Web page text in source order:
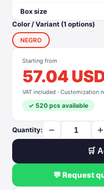
Box size
Color / Variant (1 options)
NEGRO
Starting from
57.04
VAT included · Customization
✓ 520 pcs available
Quantity: − +
🛒
💬 Request